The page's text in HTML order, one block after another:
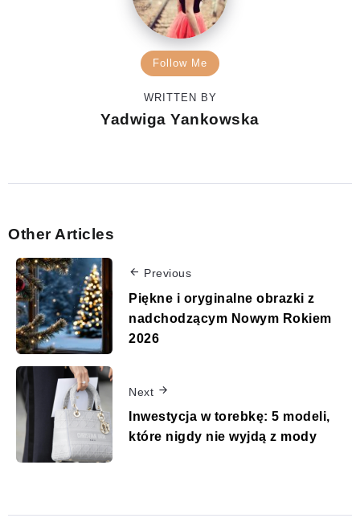
Follow Me
WRITTEN BY
Yadwiga Yankowska
Other Articles
Previous
Piękne i oryginalne obrazki z
nadchodzącym Nowym Rokiem
2026
Next
Inwestycja w torebkę: 5 modeli,
które nigdy nie wyjdą z mody